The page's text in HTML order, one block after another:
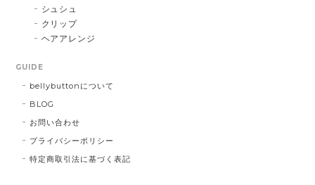
シュシュ
クリップ
ヘアアレンジ
GUIDE
bellybuttonについて
BLOG
お問い合わせ
プライバシーポリシー
特定商取引法に基づく表記